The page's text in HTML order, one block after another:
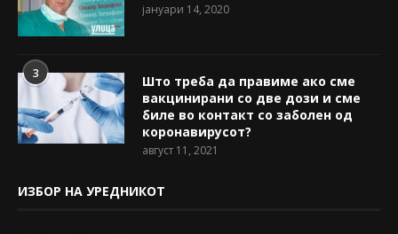
јануари 14, 2020
3
Што треба да правиме ако сме
вакцинирани со две дози и сме
биле во контакт со заболен од
коронавирусот?
август 11, 2021
ИЗБОР НА УРЕДНИКОТ